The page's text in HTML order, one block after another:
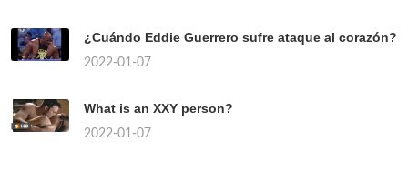
¿Cuándo Eddie Guerrero sufre ataque al corazón?
2022-01-07
What is an XXY person?
2022-01-07